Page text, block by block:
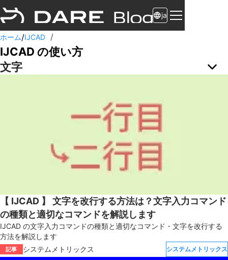
ja
ホーム/IJCAD /
IJCAD の使い方
文字
【 IJCAD 】 文字を改行する方法は？文字入力コマンド
の種類と適切なコマンドを解説します
IJCAD の文字入力コマンドの種類と適切なコマンド・文字を改行する
方法を解説します
記事 システムメトリックス システムメトリックス